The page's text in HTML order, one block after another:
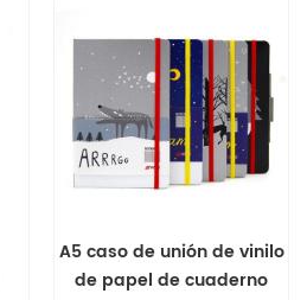
A5 caso de unión de vinilo
de papel de cuaderno